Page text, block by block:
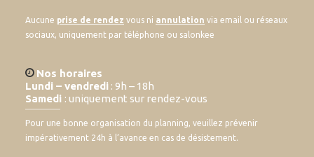
Aucune prise de rendez vous ni annulation via email ou réseaux
sociaux, uniquement par téléphone ou salonkee
Nos horaires
Lundi – vendredi : 9h – 18h
Samedi : uniquement sur rendez-vous
Pour une bonne organisation du planning, veuillez prévenir
impérativement 24h à l’avance en cas de désistement.